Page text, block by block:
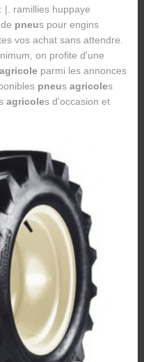
|. ramillies huppaye
pneus pour engins
vos achat sans attendre.
on profite d'une
parmi les annonces
pneus agricoles
agricoles d'occasion et